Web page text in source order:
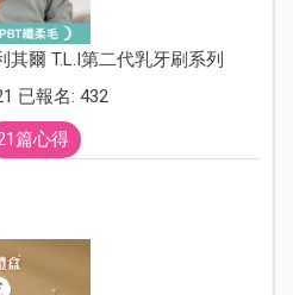
其爾 T.L.I第二代乳牙刷系列
已報名: 432
篇心得